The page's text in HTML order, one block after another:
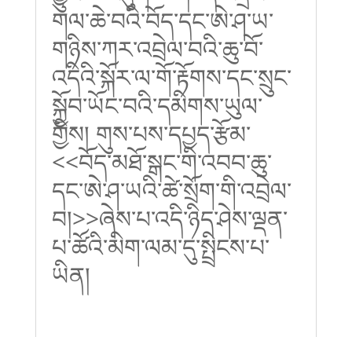
གལ་ཆེ་བའི་བོད་དང་ཨེ་ཤ་ཡ་
གཉིས་ཀར་འབྲེལ་བའི་ཆུ་བོ་
འདིའི་སྐོར་ལ་གོ་རྟོགས་དང་སྲུང་
སྐྱོབ་ཡོང་བའི་དམིགས་ཡུལ་
གྱིས། གུས་པས་དཔྱད་རྩོམ་
<<བོད་མཐོ་སྒང་གི་འབབ་ཆུ་
དང་ཨེ་ཤ་ཡའི་ཚེ་སྲོག་གི་འབྲེལ་
བ།>>ཞེས་པ་འདི་ཉིད་ཤེས་ལྡན་
པ་ཚོའི་མིག་ལམ་དུ་སྤྲིངས་པ་
ཡིན།